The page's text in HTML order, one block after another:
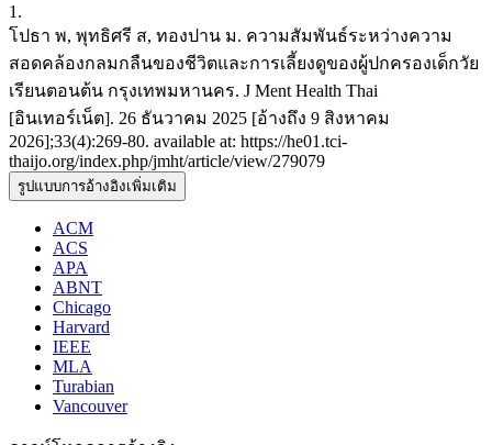
1.
โปธา พ, พุทธิศรี ส, ทองปาน ม. ความสัมพันธ์ระหว่างความ
สอดคล้องกลมกลืนของชีวิตและการเลี้ยงดูของผู้ปกครองเด็กวัย
เรียนตอนต้น กรุงเทพมหานคร. J Ment Health Thai
[อินเทอร์เน็ต]. 26 ธันวาคม 2025 [อ้างถึง 9 สิงหาคม
2026];33(4):269-80. available at: https://he01.tci-
thaijo.org/index.php/jmht/article/view/279079
รูปแบบการอ้างอิงเพิ่มเติม
ACM
ACS
APA
ABNT
Chicago
Harvard
IEEE
MLA
Turabian
Vancouver